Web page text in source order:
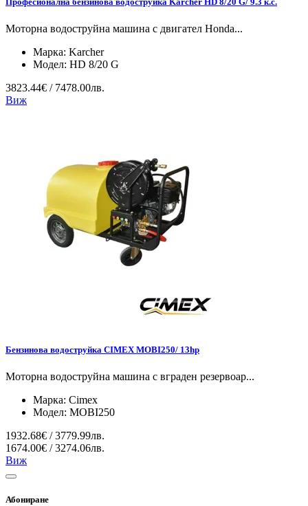
Моторна водоструйна машина с двигател Honda...
Марка: Karcher
Модел: HD 8/20 G
3823.44€ / 7478.00лв.
Виж
Бензинова водоструйка CIMEX MOBI250/ 13hp
Моторна водоструйна машина с вграден резервоар...
Марка: Cimex
Модел: MOBI250
1932.68€ / 3779.99лв.
1674.00€ / 3274.06лв.
Виж
Абониране